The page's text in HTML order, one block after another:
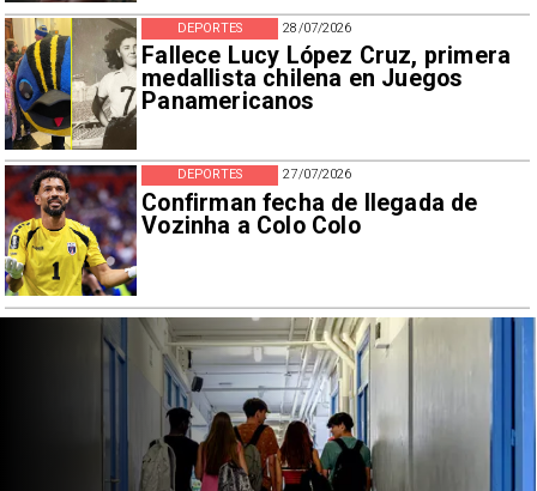
28/07/2026
Fallece Lucy López Cruz, primera
medallista chilena en Juegos
Panamericanos
DEPORTES
27/07/2026
Confirman fecha de llegada de
Vozinha a Colo Colo
DEPORTES